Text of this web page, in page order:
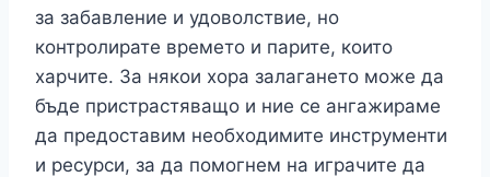
за забавление и удоволствие, но
контролирате времето и парите, които
харчите. За някои хора залагането може да
бъде пристрастяващо и ние се ангажираме
да предоставим необходимите инструменти
и ресурси, за да помогнем на играчите да